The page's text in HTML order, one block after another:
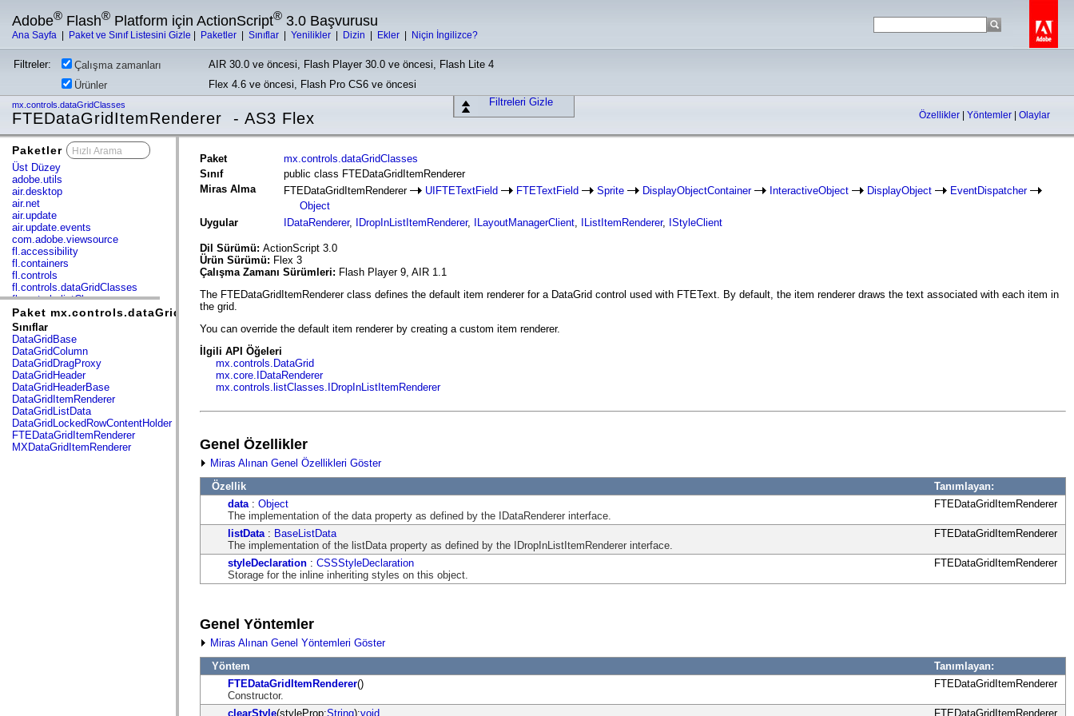
Adobe® Flash® Platform için ActionScript® 3.0 Başvurusu
Ana Sayfa Paket ve Sınıf Listesini Gizle Paketler Sınıflar Yenilikler Dizin Ekler Niçin İngilizce?
Filtreler: Çalışma zamanları
AIR 30.0 ve öncesi, Flash Player 30.0 ve öncesi, Flash Lite 4
Ürünler
Flex 4.6 ve öncesi, Flash Pro CS6 ve öncesi
Filtreleri Gizle
mx.controls.dataGridClasses
FTEDataGridItemRenderer - AS3 Flex Özellikler Yöntemler Olaylar
Paketler
Üst Düzey
adobe.utils
air.desktop
air.net
air.update
air.update.events
com.adobe.viewsource
fl.accessibility
fl.containers
fl.controls
fl.controls.dataGridClasses
fl.controls.listClasses
fl.controls.progressBarClasses
fl.core
fl.data
fl.display
fl.events
fl.ik
fl.lang
fl.livepreview
fl.managers
fl.motion
fl.motion.easing
fl.rsl
Paket mx.controls.dataGridClasses
Sınıflar
DataGridBase
DataGridColumn
DataGridDragProxy
DataGridHeader
DataGridHeaderBase
DataGridItemRenderer
DataGridListData
DataGridLockedRowContentHolder
FTEDataGridItemRenderer
MXDataGridItemRenderer
Paket
mx.controls.dataGridClasses
Sınıf
public class FTEDataGridItemRenderer
Miras Alma
FTEDataGridItemRenderer UIFTETextField FTETextField Sprite DisplayObjectContainer InteractiveObject DisplayObject
EventDispatcher
Object
Uygular
IDataRenderer, IDropInListItemRenderer, ILayoutManagerClient, IListItemRenderer, IStyleClient
Dil Sürümü: ActionScript 3.0
Ürün Sürümü: Flex 3
Çalışma Zamanı Sürümleri: Flash Player 9, AIR 1.1
The FTEDataGridItemRenderer class defines the default item renderer for a DataGrid control used with FTEText. By default, the item renderer draws the text associated with each item in
the grid.
You can override the default item renderer by creating a custom item renderer.
İlgili API Öğeleri
mx.controls.DataGrid
mx.core.IDataRenderer
mx.controls.listClasses.IDropInListItemRenderer
Genel Özellikler
Miras Alınan Genel Özellikleri Göster
Özellik
Tanımlayan:
data : Object
The implementation of the data property as defined by the IDataRenderer interface.
FTEDataGridItemRenderer
listData : BaseListData
The implementation of the listData property as defined by the IDropInListItemRenderer interface.
FTEDataGridItemRenderer
styleDeclaration : CSSStyleDeclaration
Storage for the inline inheriting styles on this object.
FTEDataGridItemRenderer
Genel Yöntemler
Miras Alınan Genel Yöntemleri Göster
Yöntem
Tanımlayan:
FTEDataGridItemRenderer()
Constructor.
FTEDataGridItemRenderer
clearStyle(styleProp:String):void FTEDataGridItemRenderer